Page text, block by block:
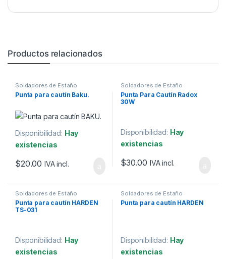
Productos relacionados
Soldadores de Estaño
Punta para cautín Baku.
Disponibilidad: Hay
existencias
$20.00 IVA incl.
Soldadores de Estaño
Punta Para Cautín Radox
30W
Disponibilidad: Hay
existencias
$30.00 IVA incl.
Soldadores de Estaño
Punta para cautín HARDEN
TS-031
Disponibilidad: Hay
existencias
Soldadores de Estaño
Punta para cautín HARDEN
Disponibilidad: Hay
existencias